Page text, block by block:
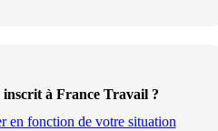
inscrit à France Travail ?
en fonction de votre situation